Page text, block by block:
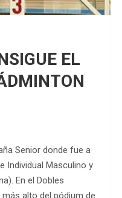
EL
Senior donde fue a
Individual Masculino y
En el Dobles
alto del pódium de